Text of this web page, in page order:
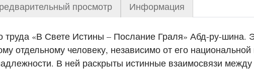
просмотр Информация
труда «В Свете Истины – Послание Граля» Абд-ру-шина.
отдельному человеку, независимо от его национальной
В ней раскрыты истинные взаимосвязи